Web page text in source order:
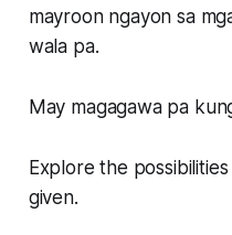
mayroon ngayon sa
wala pa.
May magagawa pa
Explore the
given.